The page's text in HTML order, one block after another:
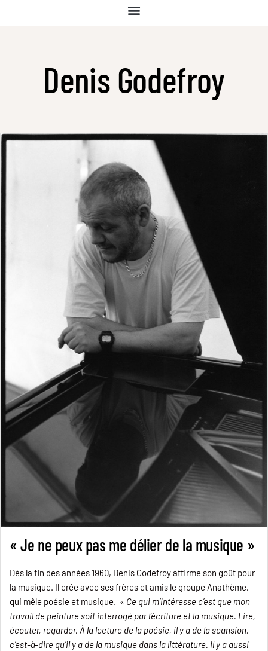
Denis Godefroy
« Je ne peux pas me délier de la musique »
Dès la fin des années 1960, Denis Godefroy affirme son goût pour
la musique. Il crée avec ses frères et amis le groupe Anathème,
qui mêle poésie et musique. « Ce qui m’intéresse c’est que mon
travail de peinture soit interrogé par l’écriture et la musique. Lire,
écouter, regarder. À la lecture de la poésie, il y a de la scansion,
c’est-à-dire qu’il y a de la musique dans la littérature. Il y a aussi